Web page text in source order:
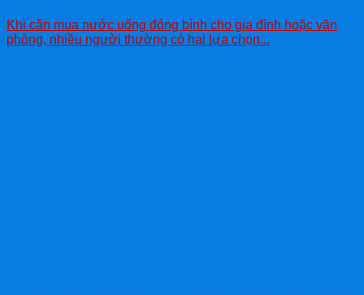
Khi cần mua nước uống đóng bình cho gia đình hoặc văn
phòng, nhiều người thường có hai lựa chọn...